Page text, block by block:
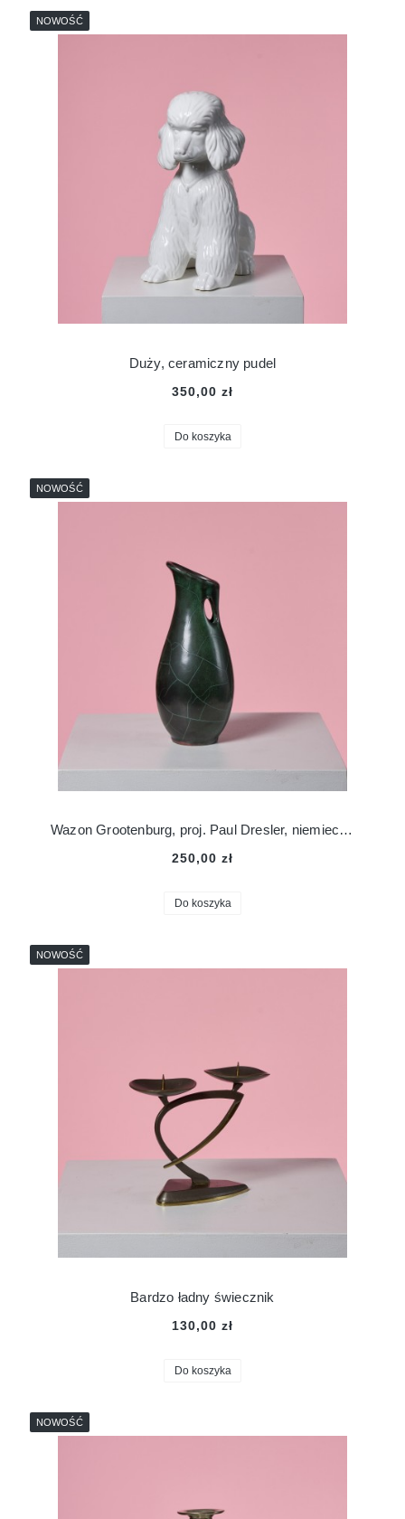
Duży, ceramiczny pudel
350,00 zł
Do koszyka
NOWOŚĆ
Wazon Grootenburg, proj. Paul Dresler, niemiecka ceramika
250,00 zł
Do koszyka
NOWOŚĆ
Bardzo ładny świecznik
130,00 zł
Do koszyka
NOWOŚĆ
NOWOŚĆ